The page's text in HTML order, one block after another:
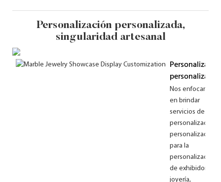
Personalización personalizada,
singularidad artesanal
personalizada
Nos enfocamos
en brindar
servicios de
personalización
personalizados
para la
personalización
de exhibidores
joyería,